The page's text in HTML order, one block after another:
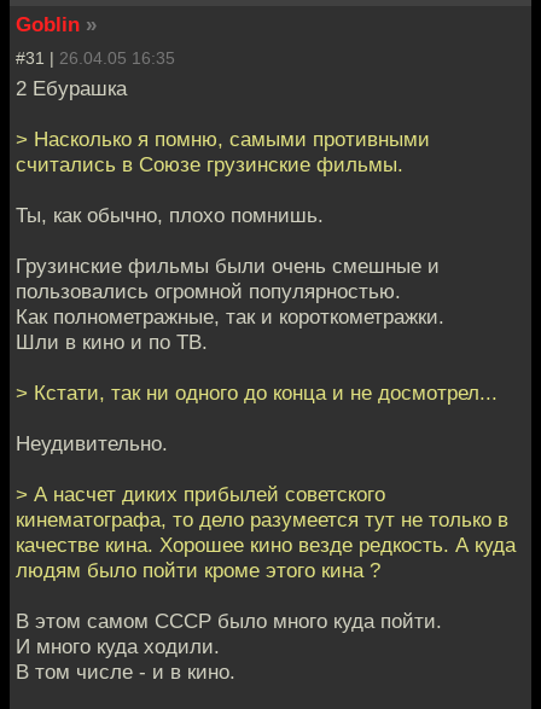
Goblin »
#31 | 26.04.05 16:35
2 Ебурашка
> Насколько я помню, самыми противными
считались в Союзе грузинские фильмы.
Ты, как обычно, плохо помнишь.
Грузинские фильмы были очень смешные и
пользовались огромной популярностью.
Как полнометражные, так и короткометражки.
Шли в кино и по ТВ.
> Кстати, так ни одного до конца и не досмотрел...
Неудивительно.
> А насчет диких прибылей советского
кинематографа, то дело разумеется тут не только в
качестве кина. Хорошее кино везде редкость. А куда
людям было пойти кроме этого кина ?
В этом самом СССР было много куда пойти.
И много куда ходили.
В том числе - и в кино.